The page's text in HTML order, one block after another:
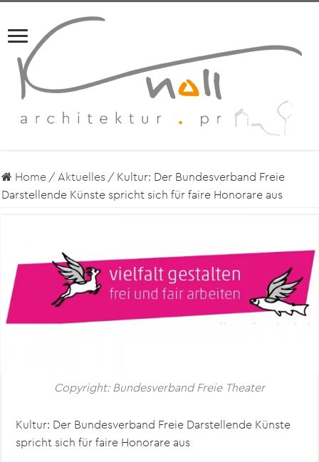
Home/Aktuelles/Kultur: Der Bundesverband Freie
Darstellende Künste spricht sich für faire Honorare aus
Copyright: Bundesverband Freie Theater
Kultur: Der Bundesverband Freie Darstellende Künste
spricht sich für faire Honorare aus